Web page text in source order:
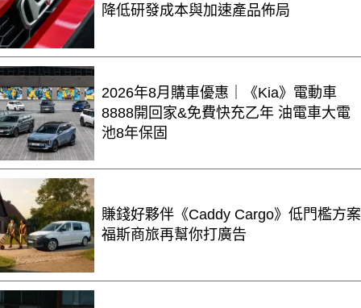
降低研發成本與加速產品佈局
2026年8月購車優惠｜《Kia》電動車
8888開回家&免費快充乙年 油電車大電
池8年保固
賺錢好夥伴《Caddy Cargo》低門檻方案
福斯商旅再幫你打廣告